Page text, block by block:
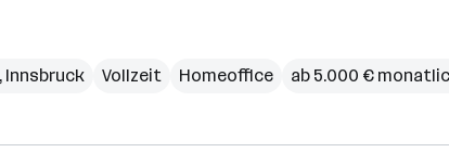
, Innsbruck Vollzeit Homeoffice ab 5.000 €